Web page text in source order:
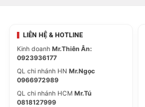
LIÊN HỆ & HOTLINE
Kinh doanh Mr.Thiên Ân:
0923936177
QL chi nhánh HN Mr.Ngọc
0966972989
QL chi nhánh HCM Mr.Tú
0818127999